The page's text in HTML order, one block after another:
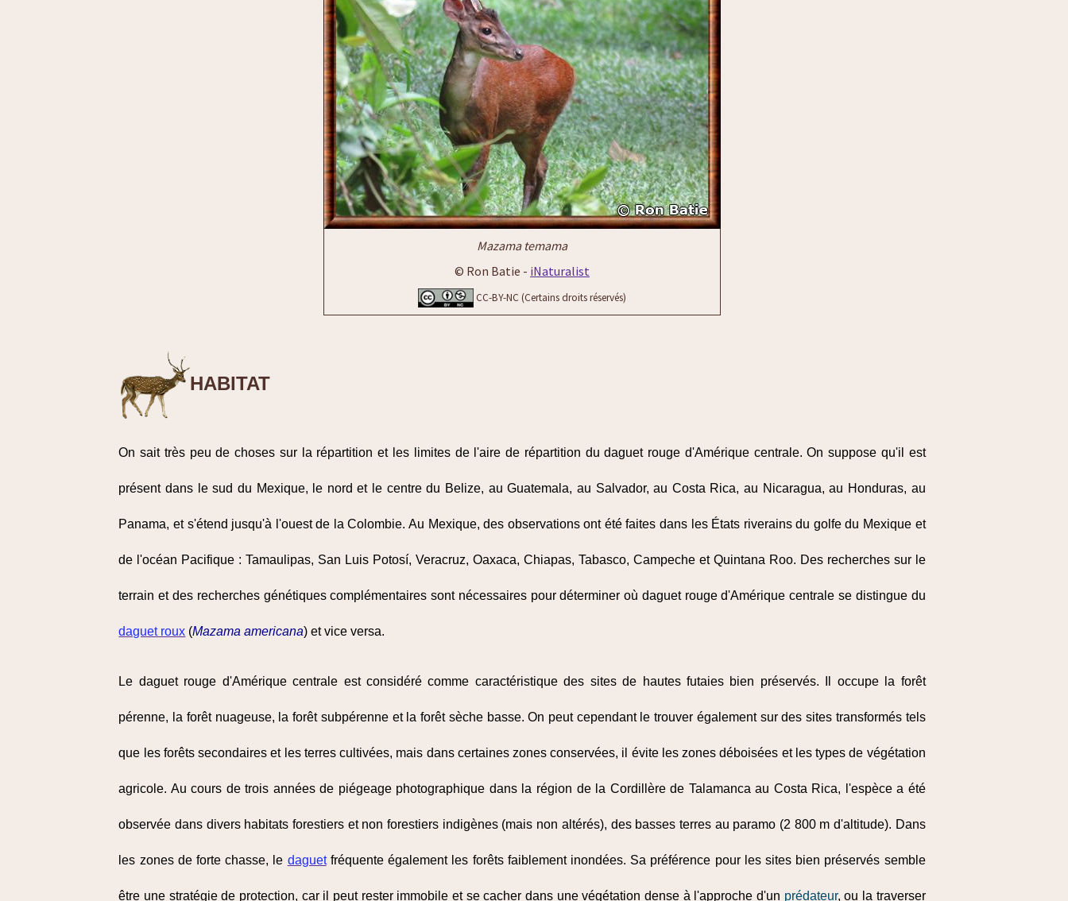
Mazama temama
© Ron Batie - iNaturalist
CC-BY-NC (Certains droits réservés)
HABITAT
On sait très peu de choses sur la répartition et les limites de l'aire de répartition du daguet rouge d'Amérique centrale. On suppose qu'il est
présent dans le sud du Mexique, le nord et le centre du Belize, au Guatemala, au Salvador, au Costa Rica, au Nicaragua, au Honduras, au
Panama, et s'étend jusqu'à l'ouest de la Colombie. Au Mexique, des observations ont été faites dans les États riverains du golfe du Mexique et
de l'océan Pacifique : Tamaulipas, San Luis Potosí, Veracruz, Oaxaca, Chiapas, Tabasco, Campeche et Quintana Roo. Des recherches sur le
terrain et des recherches génétiques complémentaires sont nécessaires pour déterminer où daguet rouge d'Amérique centrale se distingue du
daguet roux (Mazama americana) et vice versa.
Le daguet rouge d'Amérique centrale est considéré comme caractéristique des sites de hautes futaies bien préservés. Il occupe la forêt
pérenne, la forêt nuageuse, la forêt subpérenne et la forêt sèche basse. On peut cependant le trouver également sur des sites transformés tels
que les forêts secondaires et les terres cultivées, mais dans certaines zones conservées, il évite les zones déboisées et les types de végétation
agricole. Au cours de trois années de piégeage photographique dans la région de la Cordillère de Talamanca au Costa Rica, l'espèce a été
observée dans divers habitats forestiers et non forestiers indigènes (mais non altérés), des basses terres au paramo (2 800 m d'altitude). Dans
les zones de forte chasse, le daguetfréquente également les forêts faiblement inondées. Sa préférence pour les sites bien préservés semble
être une stratégie de protection, car il peut rester immobile et se cacher dans une végétation dense à l'approche d'un prédateur, ou la traverser